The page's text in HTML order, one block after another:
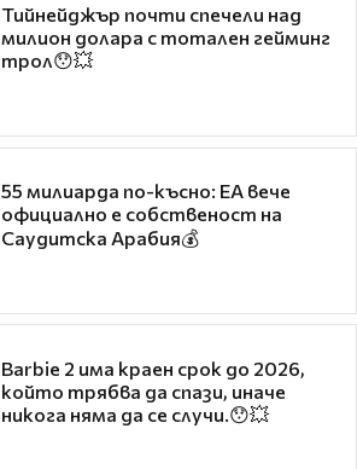
Тийнейджър почти спечели над
милион долара с тотален гейминг
трол😯💥
55 милиарда по-късно: EA вече
официално е собственост на
Саудитска Арабия💰
Barbie 2 има краен срок до 2026,
който трябва да спази, иначе
никога няма да се случи.😯💥